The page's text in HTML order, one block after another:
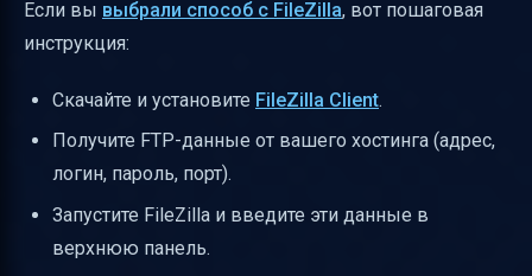
Если вы выбрали способ с FileZilla, вот пошаговая
инструкция:
Скачайте и установите FileZilla Client.
Получите FTP-данные от вашего хостинга (адрес,
логин, пароль, порт).
Запустите FileZilla и введите эти данные в
верхнюю панель.